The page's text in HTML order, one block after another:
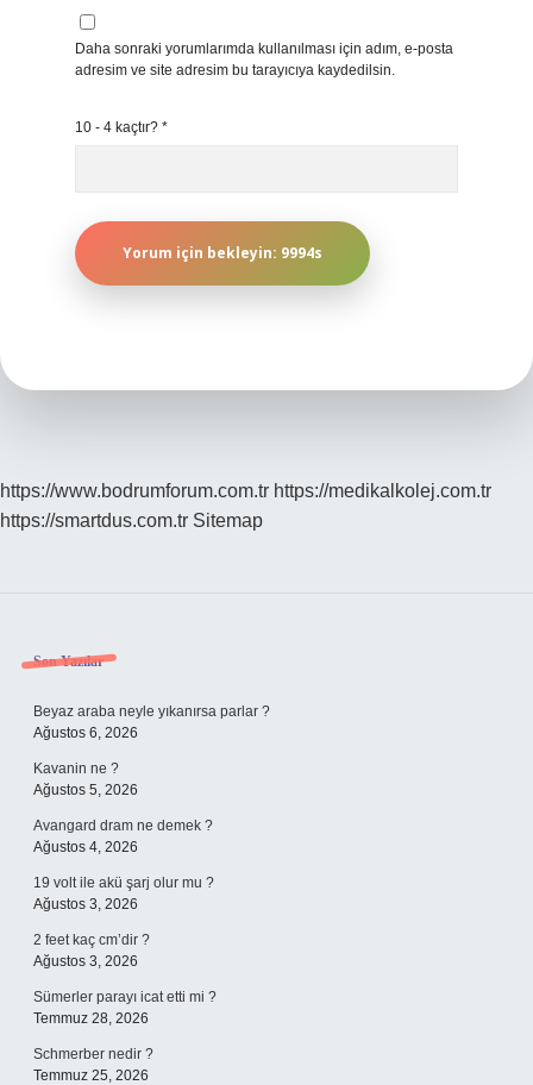
Daha sonraki yorumlarımda kullanılması için adım, e-posta
adresim ve site adresim bu tarayıcıya kaydedilsin.
10 - 4 kaçtır? *
https://www.bodrumforum.com.tr https://medikalkolej.com.tr
https://smartdus.com.tr Sitemap
Sidebar
Son Yazılar
Beyaz araba neyle yıkanırsa parlar ?
Ağustos 6, 2026
Kavanin ne ?
Ağustos 5, 2026
Avangard dram ne demek ?
Ağustos 4, 2026
19 volt ile akü şarj olur mu ?
Ağustos 3, 2026
2 feet kaç cm’dir ?
Ağustos 3, 2026
Sümerler parayı icat etti mi ?
Temmuz 28, 2026
Schmerber nedir ?
Temmuz 25, 2026